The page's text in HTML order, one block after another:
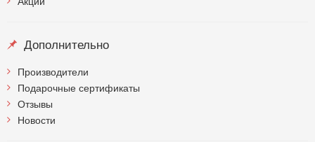
Дополнительно
Производители
Подарочные сертификаты
Отзывы
Новости